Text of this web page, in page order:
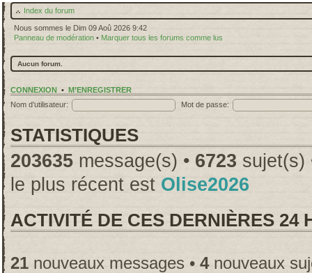
Index du forum
Nous sommes le Dim 09 Aoû 2026 9:42
Panneau de modération • Marquer tous les forums comme lus
Aucun forum.
CONNEXION • M’ENREGISTRER
Nom d’utilisateur:
Mot de passe:
STATISTIQUES
203635 message(s) • 6723 sujet(s)
le plus récent est Olise2026
ACTIVITÉ DE CES DERNIÈRES 24
21 nouveaux messages • 4nouveaux